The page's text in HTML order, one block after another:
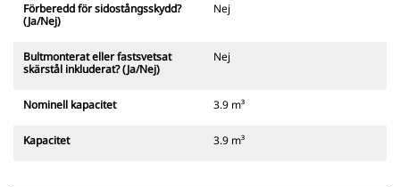
Förberedd för sidostångsskydd?
(Ja/Nej)
Nej
Bultmonterat eller fastsvetsat
skärstål inkluderat? (Ja/Nej)
Nej
Nominell kapacitet 3.9 m³
Kapacitet 3.9 m³